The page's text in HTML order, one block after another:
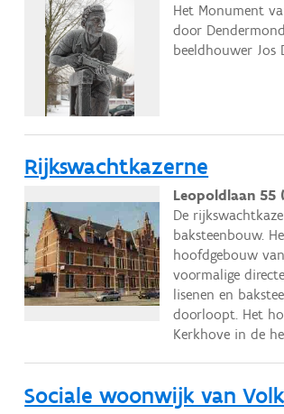
Het Monument
door
beeldhouwer Jos
Rijkswachtkazerne
Leopoldlaan 55
De
baksteenbouw.
hoofdgebouw
voormalige
lisenen en
doorloopt. Het
Kerkhove in de
Sociale woonwijk van